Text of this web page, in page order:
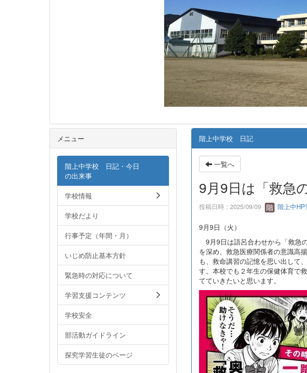
階上中学校 日記
一覧へ
9月9日は「救急
投稿日時 : 2025/09/09 階上中HP
9月9日（火）
9月9日は語呂合わせから「救急
を深め、救急医療関係者の意識高
も、救命講習の記憶を思い出して
す。本校でも２年生の保健体育で
てていきたいと思います。
メニュー
階上中学校 日記・今日
の出来事
学校情報
学校だより
行事予定（年間・月）
いじめ防止基本方針
緊急時の対応について
学習支援コンテンツ
学校安全
部活動ガイドライン
探究学習生徒のページ